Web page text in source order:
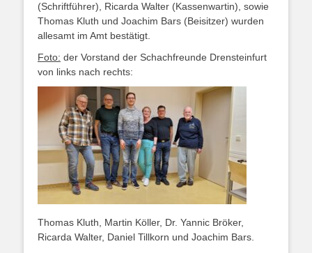
(Schriftführer), Ricarda Walter (Kassenwartin), sowie
Thomas Kluth und Joachim Bars (Beisitzer) wurden
allesamt im Amt bestätigt.
Foto: der Vorstand der Schachfreunde Drensteinfurt
von links nach rechts:
Thomas Kluth, Martin Köller, Dr. Yannic Bröker,
Ricarda Walter, Daniel Tillkorn und Joachim Bars.